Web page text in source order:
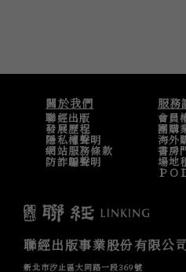
關於我們
聯經出版
發展歷程
隱私權聲明
網站服務條款
防詐騙聲明
服務
會員
團購
海外
書房
場地
ＰＯ
聯經出版事業股份有限公
新北市汐止區大同路一段369號